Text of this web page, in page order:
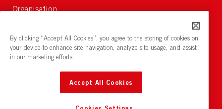
Organisation
Lediga jobb
Nyheter och pressrum
Restaurang och konferens: cirkelnstockholm.se
By clicking “Accept All Cookies”, you agree to the storing of cookies on
your device to enhance site navigation, analyze site usage, and assist
in our marketing efforts.
Accept All Cookies